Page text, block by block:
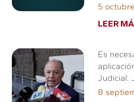
5
LEER
Es
Judicial:
8